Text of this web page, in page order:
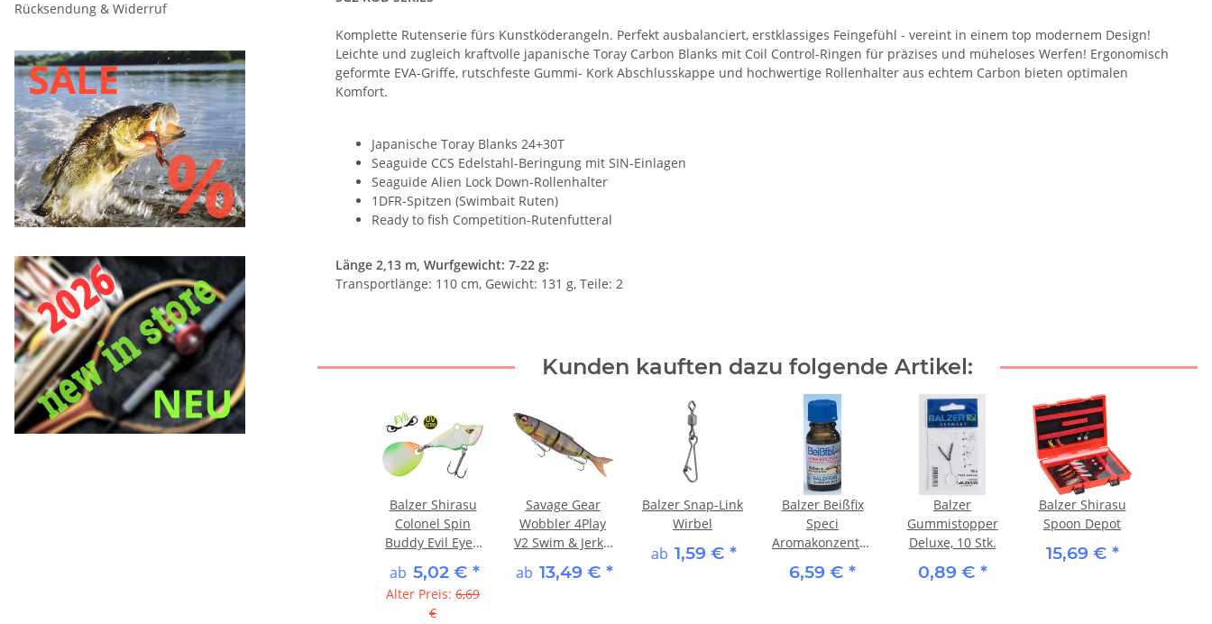
Komplette Rutenserie fürs Kunstköderangeln. Perfekt ausbalanciert, erstklassiges Feingefühl - vereint in einem top modernem Design!
Leichte und zugleich kraftvolle japanische Toray Carbon Blanks mit Coil Control-Ringen für präzises und müheloses Werfen! Ergonomisch
geformte EVA-Griffe, rutschfeste Gummi- Kork Abschlusskappe und hochwertige Rollenhalter aus echtem Carbon bieten optimalen
Komfort.
Japanische Toray Blanks 24+30T
Seaguide CCS Edelstahl-Beringung mit SIN-Einlagen
Seaguide Alien Lock Down-Rollenhalter
1DFR-Spitzen (Swimbait Ruten)
Ready to fish Competition-Rutenfutteral
Länge 2,13 m, Wurfgewicht: 7-22 g:
Transportlänge: 110 cm, Gewicht: 131 g, Teile: 2
Kunden kauften dazu folgende Artikel:
Balzer Shirasu
Colonel Spin
Buddy Evil Eye -
ab 5,02 € *
Alter Preis: 6,69
€
Savage Gear
Wobbler 4Play
V2 Swim & Jerk -
ab 13,49 € *
Balzer Snap-Link
Wirbel
ab 1,59 € *
Balzer Beißfix
Speci
Aromakonzentrat
Tutti-Frutti
6,59 € *
Balzer
Gummistopper
Deluxe, 10 Stk.
0,89 € *
Balzer Shirasu
Spoon Depot
15,69 € *
Rücksendung & Widerruf